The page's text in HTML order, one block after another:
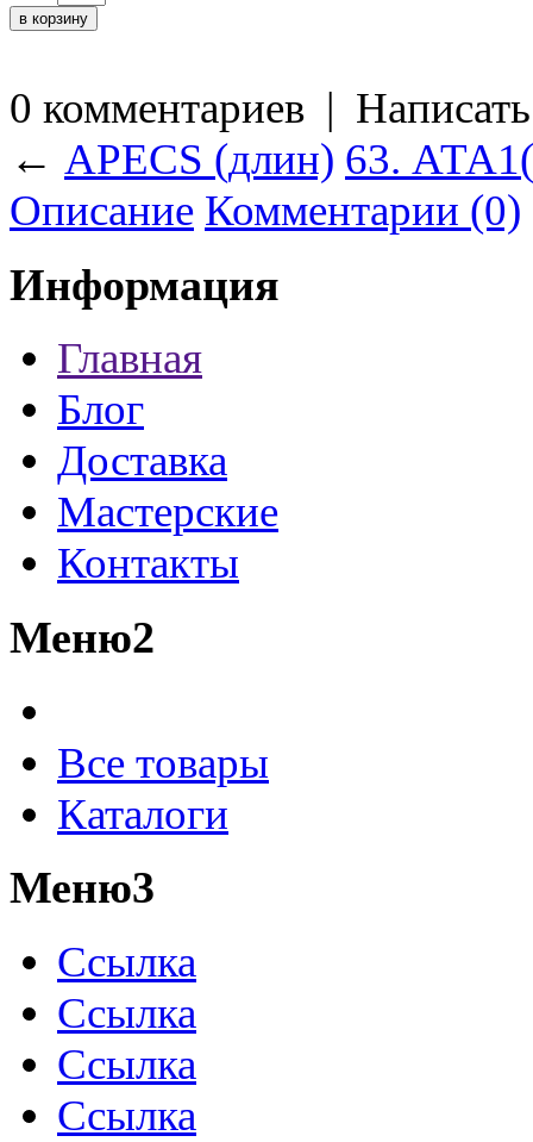
0 комментариев |
← APECS (длин) 63.
Описание Комментарии (0)
Информация
Главная
Блог
Доставка
Мастерские
Контакты
Меню2
Все товары
Каталоги
Меню3
Ссылка
Ссылка
Ссылка
Ссылка